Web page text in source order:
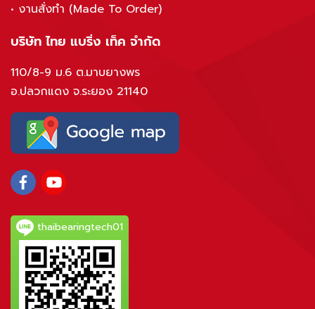
• งานสั่งทำ (Made To Order)
บริษัท ไทย แบริ่ง เท็ค จำกัด
110/8-9 ม.6 ต.มาบยางพร
อ.ปลวกแดง จ.ระยอง 21140
thaibearingtech01